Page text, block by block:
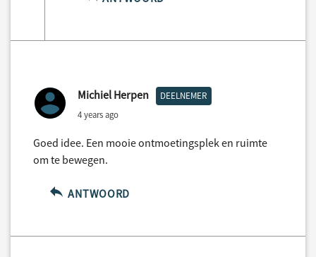
Michiel Herpen DEELNEMER
4 years ago
Goed idee. Een mooie ontmoetingsplek en ruimte
om te bewegen.
ANTWOORD